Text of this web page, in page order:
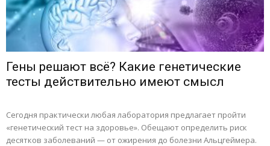
Гены решают всё? Какие генетические
тесты действительно имеют смысл
Сегодня практически любая лаборатория предлагает пройти
«генетический тест на здоровье». Обещают определить риск
десятков заболеваний — от ожирения до болезни Альцгеймера.